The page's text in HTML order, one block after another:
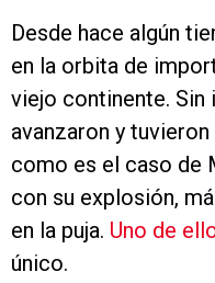
Desde hace algún
en la orbita de
viejo continente. Sin
avanzaron y
como es el caso de
con su explosión,
en la puja. Uno de
único.